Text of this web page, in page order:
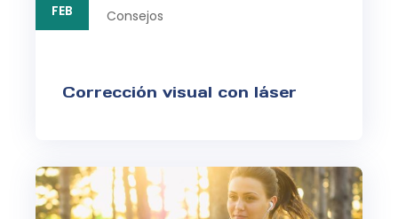
FEB
Consejos
Corrección visual con láser